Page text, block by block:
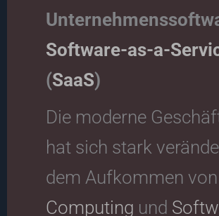
Software-as-a-
(SaaS)
Die moderne
hat sich stark
dem Aufkommen von
Computing und